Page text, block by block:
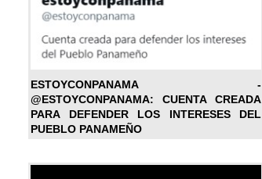
ESTOYCONPANAMA -
@ESTOYCONPANAMA: CUENTA CREADA
PARA DEFENDER LOS INTERESES DEL
PUEBLO PANAMEÑO